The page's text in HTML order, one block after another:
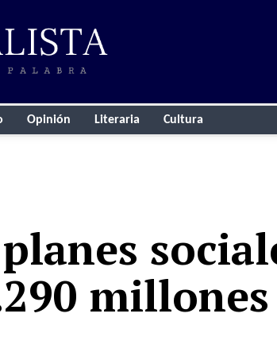
Opinión Literaria Cultura
millones